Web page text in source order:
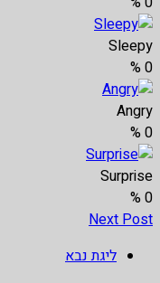
Sleepy
0
%
Angry
0
%
Surprise
0
%
Next Post
ליגת נבא